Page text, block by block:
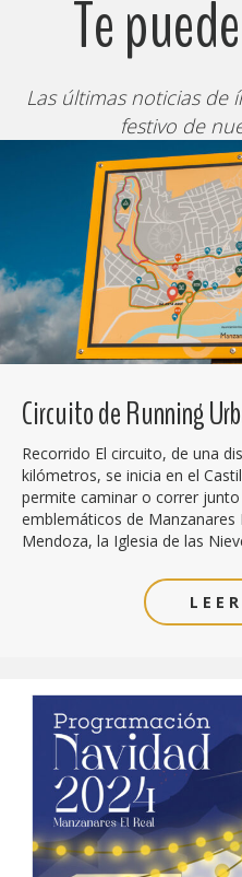
Te
Las últimas noticias de
festivo de
Circuito de Running
Recorrido El circuito, de una
kilómetros, se inicia en el
permite caminar o correr
emblemáticos de Manzanares
Mendoza, la Iglesia de las